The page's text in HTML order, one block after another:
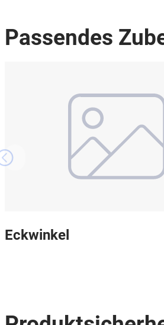
Passendes
Eckwinkel